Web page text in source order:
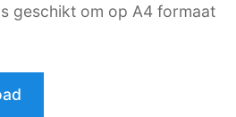
geschikt om op A4 formaat